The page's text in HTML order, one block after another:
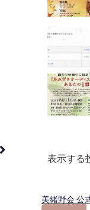
表示する
美緒野会 公